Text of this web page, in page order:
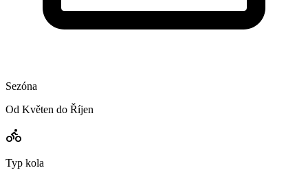
Sezóna
Od Květen do Říjen
Typ kola